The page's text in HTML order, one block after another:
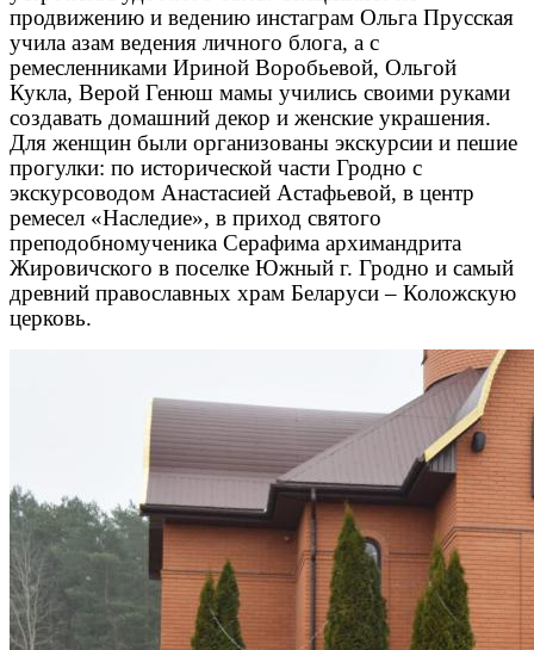
продвижению и ведению инстаграм Ольга Прусская
учила азам ведения личного блога, а с
ремесленниками Ириной Воробьевой, Ольгой
Кукла, Верой Генюш мамы учились своими руками
создавать домашний декор и женские украшения.
Для женщин были организованы экскурсии и пешие
прогулки: по исторической части Гродно с
экскурсоводом Анастасией Астафьевой, в центр
ремесел «Наследие», в приход святого
преподобномученика Серафима архимандрита
Жировичского в поселке Южный г. Гродно и самый
древний православных храм Беларуси – Коложскую
церковь.